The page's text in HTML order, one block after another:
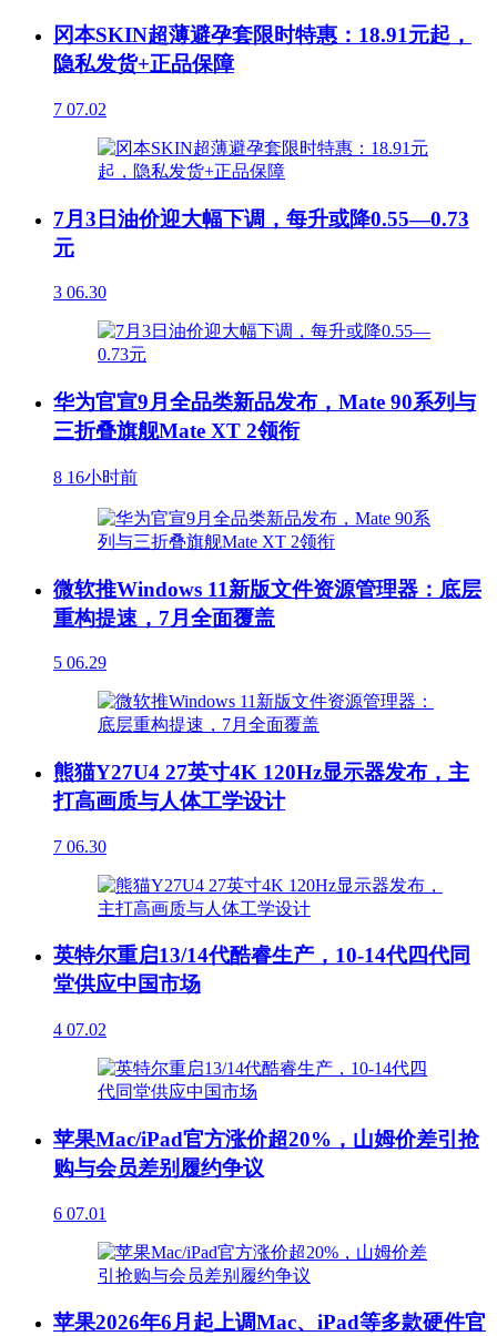
冈本SKIN超薄避孕套限时特惠：18.91元起，
隐私发货+正品保障
7 07.02
7月3日油价迎大幅下调，每升或降0.55—0.73
元
3 06.30
华为官宣9月全品类新品发布，Mate 90系列与
三折叠旗舰Mate XT 2领衔
8 16小时前
微软推Windows 11新版文件资源管理器：底层
重构提速，7月全面覆盖
5 06.29
熊猫Y27U4 27英寸4K 120Hz显示器发布，主
打高画质与人体工学设计
7 06.30
英特尔重启13/14代酷睿生产，10-14代四代同
堂供应中国市场
4 07.02
苹果Mac/iPad官方涨价超20%，山姆价差引抢
购与会员差别履约争议
6 07.01
苹果2026年6月起上调Mac、iPad等多款硬件官